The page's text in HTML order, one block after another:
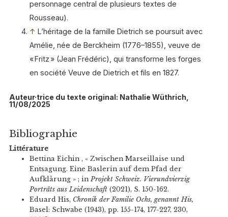
personnage central de plusieurs textes de
Rousseau).
↑ L’héritage de la famille Dietrich se poursuit avec
Amélie, née de Berckheim (1776–1855), veuve de
« Fritz » (Jean Frédéric), qui transforme les forges
en société Veuve de Dietrich et fils en 1827.
Auteur·trice du texte original: Nathalie Wüthrich,
11/08/2025
Bibliographie
Littérature
Bettina Eichin , « Zwischen Marseillaise und
Entsagung. Eine Baslerin auf dem Pfad der
Aufklärung » ; in Projekt Schweiz. Vierundvierzig
Porträts aus Leidenschaft(2021), S. 150-162.
Eduard His, Chronik der Familie Ochs, genannt His,
Basel: Schwabe (1943), pp. 155-174, 177-227, 230,